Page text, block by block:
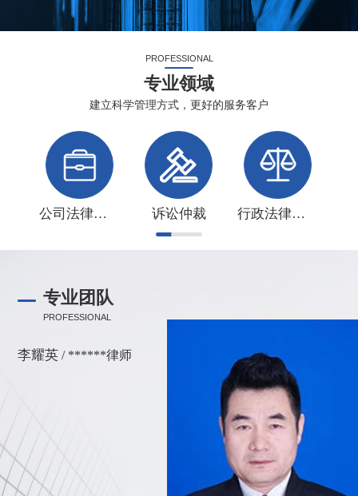
PROFESSIONAL
专业领域
建立科学管理方式，更好的服务客户
公司法律事务 诉讼仲裁 行政法律事务
专业团队
PROFESSIONAL
李耀英 / ******律师